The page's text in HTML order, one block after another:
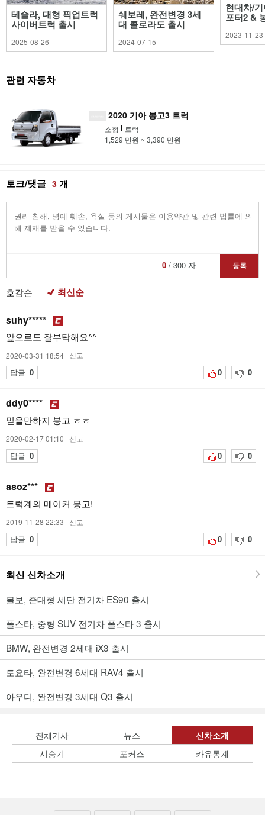
테슬라, 대형 픽업트럭
사이버트럭 출시
2025-08-26
쉐보레, 완전변경 3세
대 콜로라도 출시
2024-07-15
현대차/
포터2 &
2023-11-23
관련 자동차
2020 기아 봉고3 트럭
소형
트럭
1,529 만원 ~ 3,390 만원
토크/댓글 3 개
0/ 300 자 등록
호감순 최신순
suhy*****
앞으로도 잘부탁해요^^
2020-03-31 18:54 | 신고
답글 0 0 0
ddy0****
믿을만하지 봉고 ㅎㅎ
2020-02-17 01:10 | 신고
답글 0 0 0
asoz***
트럭계의 메이커 봉고!
2019-11-28 22:33 | 신고
답글 0 0 0
최신 신차소개
볼보, 준대형 세단 전기차 ES90 출시
폴스타, 중형 SUV 전기차 폴스타 3 출시
BMW, 완전변경 2세대 iX3 출시
토요타, 완전변경 6세대 RAV4 출시
아우디, 완전변경 3세대 Q3 출시
전체기사 뉴스
신차소개
시승기
포커스 카유통계